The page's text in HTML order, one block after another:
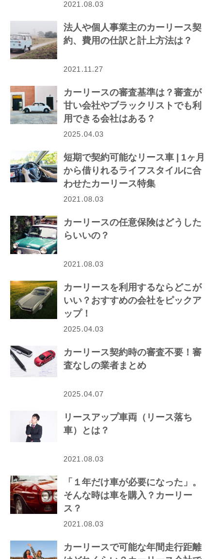
2021.08.03
法人や個人事業主のカーリース契
約、費用の仕訳と計上方法は？
2021.11.27
カーリースの審査基準は？審査が
甘い会社やブラックリストでも利
用できる会社はある？
2025.04.03
短期で契約可能なリース車 | 1ヶ月
から借りれるライフスタイルに合
わせたカーリース特集
2021.08.03
カーリースの任意保険はどうした
らいいの？
2021.08.03
カーリースを利用するならどこが
いい？おすすめの会社をピックア
ップ！
2025.04.03
カーリース契約時の審査不要！審
査なしの業者まとめ
2025.04.07
リースアップ車両（リース落ち
車）とは？
2021.08.03
「１年だけ車が必要になった」。
そんな時は車を購入？カーリー
ス？
2021.08.03
カーリースで可能な年間走行距離